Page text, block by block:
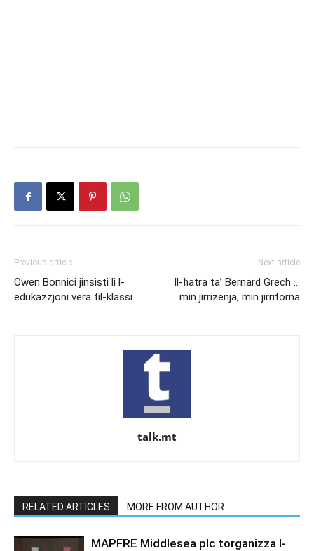
Previous article
Owen Bonnici jinsisti li l-
edukazzjoni vera fil-klassi
Next article
Il-ħatra ta’ Bernard Grech …
min jirriżenja, min jirritorna
talk.mt
RELATED ARTICLES MORE FROM AUTHOR
MAPFRE Middlesea plc torganizza l-